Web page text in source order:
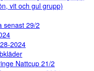
vit och gul grupp)
senast 29/2
2024
Nattcup 21/2